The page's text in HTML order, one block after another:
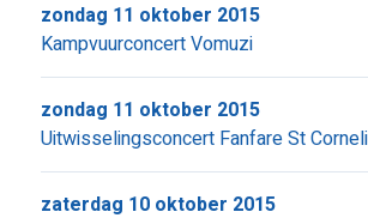
Kampvuurconcert Vomuzi
zondag 11 oktober 2015
Uitwisselingsconcert Fanfare St
zondag 11 oktober 2015
zaterdag 10 oktober 2015